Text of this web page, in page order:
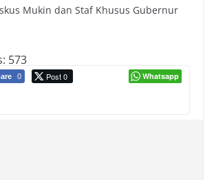
Mukin dan Staf Khusus Gubernur
573
0 Post 0 Whatsapp